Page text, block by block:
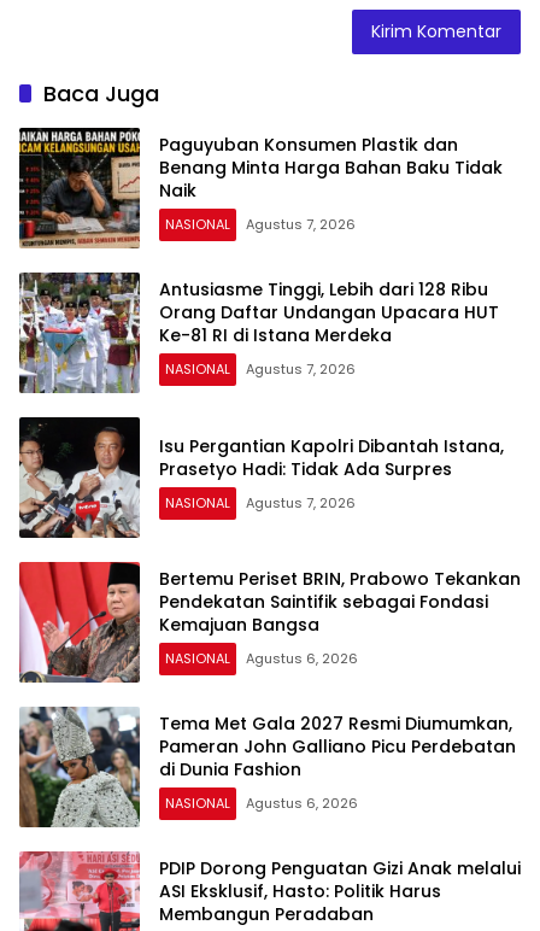
Baca Juga
Paguyuban Konsumen Plastik dan
Benang Minta Harga Bahan Baku Tidak
Naik
NASIONAL Agustus 7, 2026
Antusiasme Tinggi, Lebih dari 128 Ribu
Orang Daftar Undangan Upacara HUT
Ke-81 RI di Istana Merdeka
NASIONAL Agustus 7, 2026
Isu Pergantian Kapolri Dibantah Istana,
Prasetyo Hadi: Tidak Ada Surpres
NASIONAL Agustus 7, 2026
Bertemu Periset BRIN, Prabowo Tekankan
Pendekatan Saintifik sebagai Fondasi
Kemajuan Bangsa
NASIONAL Agustus 6, 2026
Tema Met Gala 2027 Resmi Diumumkan,
Pameran John Galliano Picu Perdebatan
di Dunia Fashion
NASIONAL Agustus 6, 2026
PDIP Dorong Penguatan Gizi Anak melalui
ASI Eksklusif, Hasto: Politik Harus
Membangun Peradaban